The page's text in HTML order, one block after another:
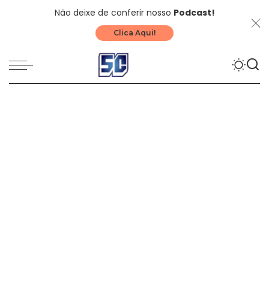
Não deixe de conferir nosso Podcast!
Clica Aqui!